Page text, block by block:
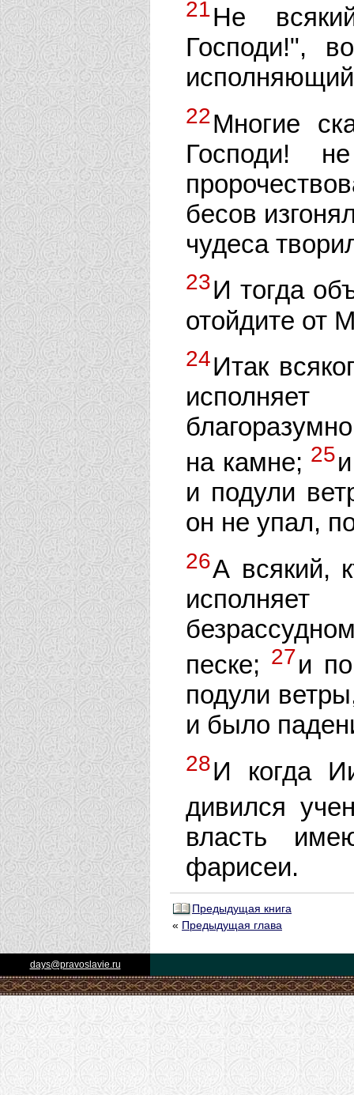
21Не
Господи!",
22Многие
Господи!
бесов
чудеса
23И тогда
отойдите от
24Итак
на камне; 25
и подули
он не упал,
26А всякий,
песке; 27и
подули
и было
28И когда
дивился
власть
фарисеи.
Предыдущая книга
« Предыдущая глава
days@pravoslavie.ru